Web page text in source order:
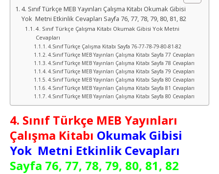
4. Sınıf Türkçe MEB Yayınları Çalışma Kitabı Okumak Gibisi
Yok Metni Etkinlik Cevapları Sayfa 76, 77, 78, 79, 80, 81, 82
4. Sınıf Türkçe Çalışma Kitabı Okumak Gibisi Yok Metni
Cevapları
4.Sınıf Türkçe Çalışma Kitabı Sayfa 76-77-78-79-80-81-82
4.Sınıf Türkçe MEB Yayınları Çalışma Kitabı Sayfa 77 Cevapları
4.Sınıf Türkçe MEB Yayınları Çalışma Kitabı Sayfa 78 Cevapları
4.Sınıf Türkçe MEB Yayınları Çalışma Kitabı Sayfa 79 Cevapları
4.Sınıf Türkçe MEB Yayınları Çalışma Kitabı Sayfa 80 Cevapları
4.Sınıf Türkçe MEB Yayınları Çalışma Kitabı Sayfa 81 Cevapları
4.Sınıf Türkçe MEB Yayınları Çalışma Kitabı Sayfa 80 Cevapları
4. Sınıf Türkçe MEB Yayınları
Çalışma Kitabı Okumak Gibisi
Yok Metni Etkinlik Cevapları
Sayfa 76, 77, 78, 79, 80, 81, 82